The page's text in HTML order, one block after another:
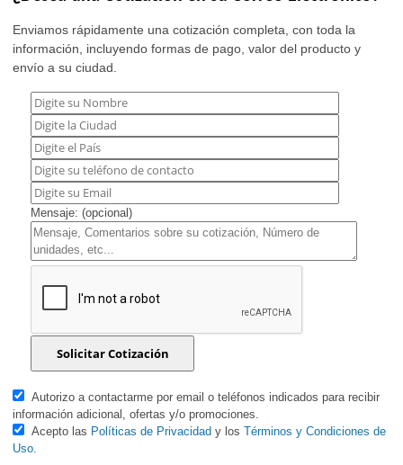
Enviamos rápidamente una cotización completa, con toda la
información, incluyendo formas de pago, valor del producto y
envío a su ciudad.
Mensaje: (opcional)
Autorizo a contactarme por email o teléfonos indicados para recibir
información adicional, ofertas y/o promociones.
Acepto las Políticas de Privacidad y losTérminos y Condiciones de
Uso.